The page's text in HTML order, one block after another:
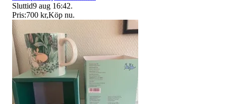
Sluttid9 aug 16:42.
Pris:700 kr,Köp nu.